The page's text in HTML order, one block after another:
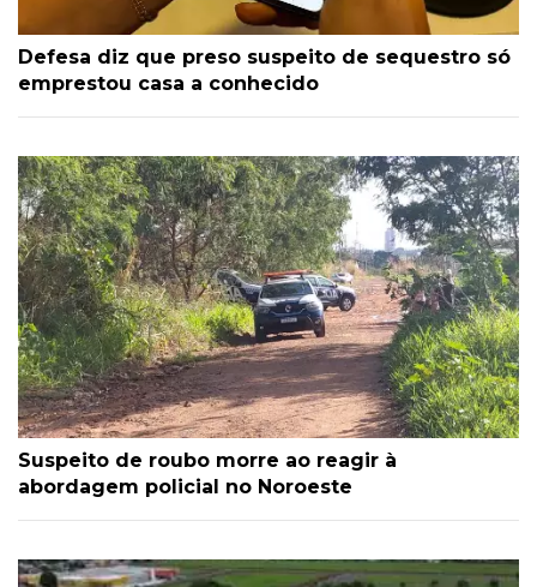
Defesa diz que preso suspeito de sequestro só
emprestou casa a conhecido
Suspeito de roubo morre ao reagir à
abordagem policial no Noroeste